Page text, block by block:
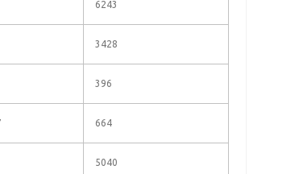
6243
3428
396
664
5040